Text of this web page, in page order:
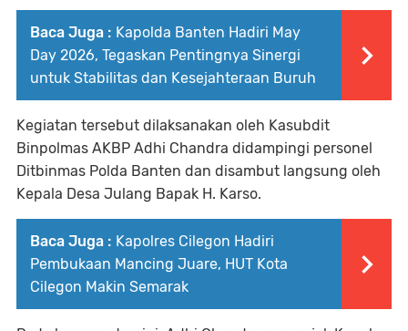
Baca Juga : Kapolda Banten Hadiri May
Day 2026, Tegaskan Pentingnya Sinergi
untuk Stabilitas dan Kesejahteraan Buruh
Kegiatan tersebut dilaksanakan oleh Kasubdit
Binpolmas AKBP Adhi Chandra didampingi personel
Ditbinmas Polda Banten dan disambut langsung oleh
Kepala Desa Julang Bapak H. Karso.
Baca Juga : Kapolres Cilegon Hadiri
Pembukaan Mancing Juare, HUT Kota
Cilegon Makin Semarak